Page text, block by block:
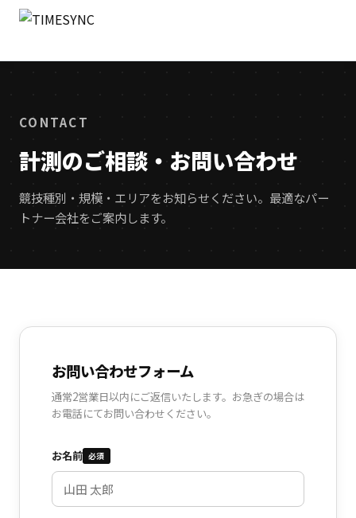
CONTACT
計測のご相談・お問い合わせ
競技種別・規模・エリアをお知らせください。最適なパー
トナー会社をご案内します。
お問い合わせフォーム
通常2営業日以内にご返信いたします。お急ぎの場合は
お電話にてお問い合わせください。
お名前 必須